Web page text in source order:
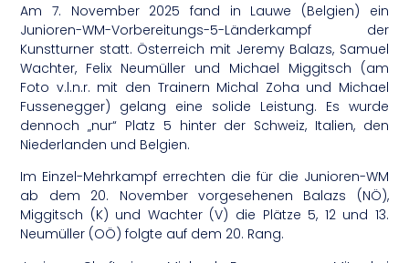
Am 7. November 2025 fand in Lauwe (Belgien) ein
Junioren-WM-Vorbereitungs-5-Länderkampf der
Kunstturner statt. Österreich mit Jeremy Balazs, Samuel
Wachter, Felix Neumüller und Michael Miggitsch (am
Foto v.l.n.r. mit den Trainern Michal Zoha und Michael
Fussenegger) gelang eine solide Leistung. Es wurde
dennoch „nur“ Platz 5 hinter der Schweiz, Italien, den
Niederlanden und Belgien.
Im Einzel-Mehrkampf errechten die für die Junioren-WM
ab dem 20. November vorgesehenen Balazs (NÖ),
Miggitsch (K) und Wachter (V) die Plätze 5, 12 und 13.
Neumüller (OÖ) folgte auf dem 20. Rang.